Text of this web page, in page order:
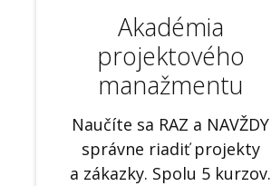
Akadémia
projektového
manažmentu
Naučíte sa RAZ a NAVŽDY
správne riadiť projekty
a zákazky. Spolu 5 kurzov.